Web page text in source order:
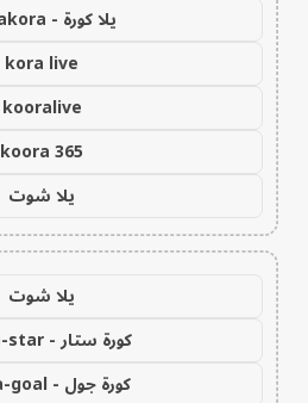
يلا كورة - yallakora
kora live
kooralive
koora 365
يلا شوت
يلا شوت
كورة ستار - koora-star
كورة جول - koora-goal